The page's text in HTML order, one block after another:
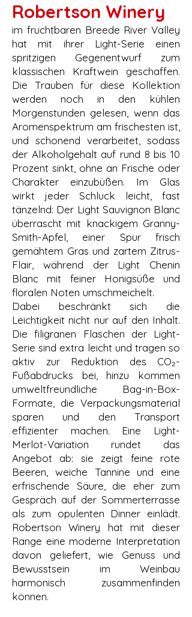
Robertson Winery
im fruchtbaren Breede River Valley
hat mit ihrer Light-Serie einen
spritzigen Gegenentwurf zum
klassischen Kraftwein geschaffen.
Die Trauben für diese Kollektion
werden noch in den kühlen
Morgenstunden gelesen, wenn das
Aromenspektrum am frischesten ist,
und schonend verarbeitet, sodass
der Alkoholgehalt auf rund 8 bis 10
Prozent sinkt, ohne an Frische oder
Charakter einzubüßen. Im Glas
wirkt jeder Schluck leicht, fast
tänzelnd: Der Light Sauvignon Blanc
überrascht mit knackigem Granny-
Smith-Apfel, einer Spur frisch
gemähtem Gras und zartem Zitrus-
Flair, während der Light Chenin
Blanc mit feiner Honigsüße und
floralen Noten umschmeichelt.
Dabei beschränkt sich die
Leichtigkeit nicht nur auf den Inhalt.
Die filigranen Flaschen der Light-
Serie sind extra leicht und tragen so
aktiv zur Reduktion des CO₂-
Fußabdrucks bei, hinzu kommen
umweltfreundliche Bag-in-Box-
Formate, die Verpackungsmaterial
sparen und den Transport
effizienter machen. Eine Light-
Merlot-Variation rundet das
Angebot ab: sie zeigt feine rote
Beeren, weiche Tannine und eine
erfrischende Säure, die eher zum
Gespräch auf der Sommerterrasse
als zum opulenten Dinner einlädt.
Robertson Winery hat mit dieser
Range eine moderne Interpretation
davon geliefert, wie Genuss und
Bewusstsein im Weinbau
harmonisch zusammenfinden
können.